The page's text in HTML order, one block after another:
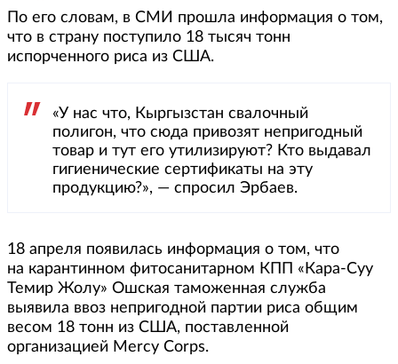
По его словам, в СМИ прошла информация о том,
что в страну поступило 18 тысяч тонн
испорченного риса из США.
«У нас что, Кыргызстан свалочный
полигон, что сюда привозят непригодный
товар и тут его утилизируют? Кто выдавал
гигиенические сертификаты на эту
продукцию?», — спросил Эрбаев.
18 апреля появилась информация о том, что
на карантинном фитосанитарном КПП «Кара-Суу
Темир Жолу» Ошская таможенная служба
выявила ввоз непригодной партии риса общим
весом 18 тонн из США, поставленной
организацией Mercy Corps.